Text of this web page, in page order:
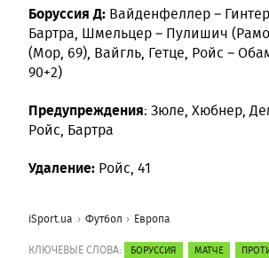
Боруссия Д: Вайденфеллер –
Бартра, Шмельцер – Пулишич
(Мор, 69), Вайгль, Гетце, Ройс –
90+2)
Предупреждения: Зюле, Хюбнер,
Ройс, Бартра
Удаление: Ройс, 41
iSport.ua Футбол Европа
КЛЮЧЕВЫЕ СЛОВА: БОРУССИЯ МАТЧЕ